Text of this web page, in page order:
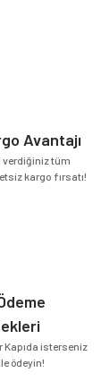
Avantajı
verdiğiniz tüm
kargo fırsatı!
Kapıda isterseniz
ödeyin!